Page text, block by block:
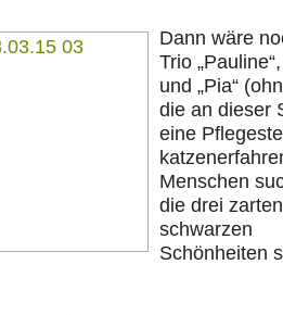
Dann wäre
Trio
und „Pia“
die an dieser
eine
Menschen
die drei zarten
schwarzen
Schönheiten